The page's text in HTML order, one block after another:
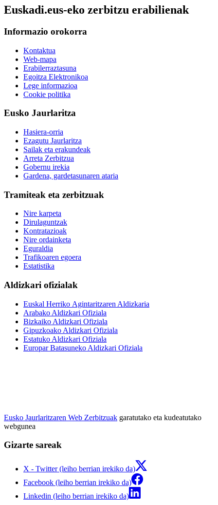
Euskadi.eus-eko zerbitzu erabilienak
Informazio orokorra
Kontaktua
Web-mapa
Erabilerraztasuna
Egoitza Elektronikoa
Lege informazioa
Cookie politika
Eusko Jaurlaritza
Hasiera-orria
Ezagutu Jaurlaritza
Sailak eta erakundeak
Arreta Zerbitzua
Gobernu irekia
Gardena, gardetasunaren ataria
Tramiteak eta zerbitzuak
Nire karpeta
Dirulaguntzak
Kontratazioak
Nire ordainketa
Eguraldia
Trafikoaren egoera
Estatistika
Aldizkari ofizialak
Euskal Herriko Agintaritzaren Aldizkaria
Arabako Aldizkari Ofiziala
Bizkaiko Aldizkari Ofiziala
Gipuzkoako Aldizkari Ofiziala
Estatuko Aldizkari Ofiziala
Europar Batasuneko Aldizkari Ofiziala
Eusko Jaurlaritzaren Web Zerbitzuak garatutako eta kudeatutako
webgunea
Gizarte sareak
X - Twitter (leiho berrian irekiko da)
Facebook (leiho berrian irekiko da)
Linkedin (leiho berrian irekiko da)